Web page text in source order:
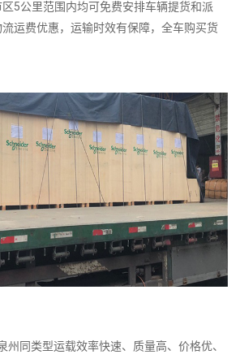
5公里范围内均可免费安排车辆提货和派
运费优惠，运输时效有保障，全车购买货
同类型运载效率快速、质量高、价格优、